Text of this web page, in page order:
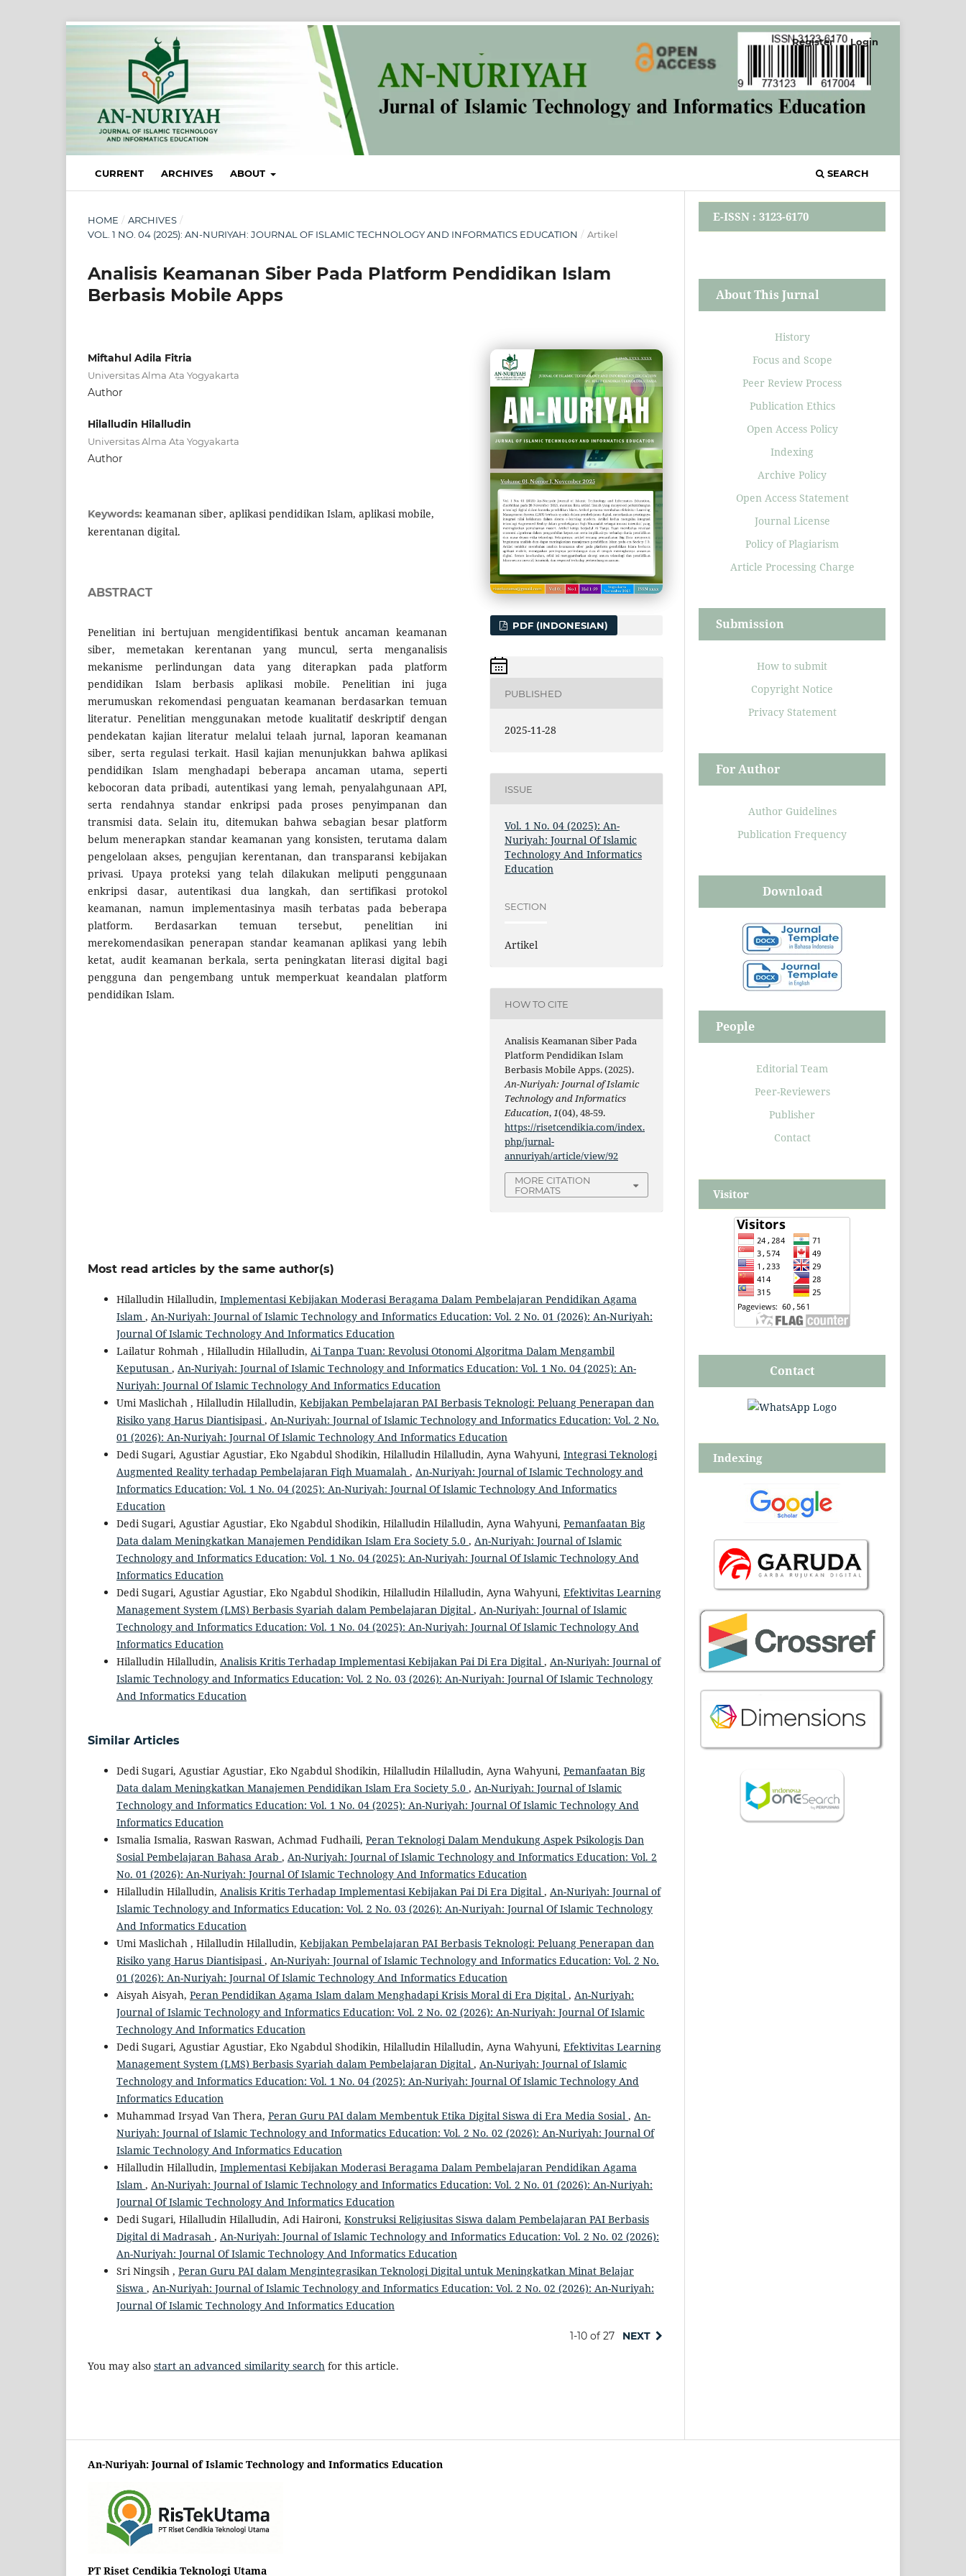
CURRENT ARCHIVES ABOUT SEARCH
Register Login
HOME / ARCHIVES /
VOL. 1 NO. 04 (2025): AN-NURIYAH: JOURNAL OF ISLAMIC TECHNOLOGY AND INFORMATICS EDUCATION / Artikel
Analisis Keamanan Siber Pada Platform Pendidikan Islam
Berbasis Mobile Apps
Miftahul Adila Fitria
Universitas Alma Ata Yogyakarta
Author
Hilalludin Hilalludin
Universitas Alma Ata Yogyakarta
Author
Keywords: keamanan siber, aplikasi pendidikan Islam, aplikasi mobile,
kerentanan digital.
ABSTRACT
Penelitian ini bertujuan mengidentifikasi bentuk ancaman keamanan
siber, memetakan kerentanan yang muncul, serta menganalisis
mekanisme perlindungan data yang diterapkan pada platform
pendidikan Islam berbasis aplikasi mobile. Penelitian ini juga
merumuskan rekomendasi penguatan keamanan berdasarkan temuan
literatur. Penelitian menggunakan metode kualitatif deskriptif dengan
pendekatan kajian literatur melalui telaah jurnal, laporan keamanan
siber, serta regulasi terkait. Hasil kajian menunjukkan bahwa aplikasi
pendidikan Islam menghadapi beberapa ancaman utama, seperti
kebocoran data pribadi, autentikasi yang lemah, penyalahgunaan API,
serta rendahnya standar enkripsi pada proses penyimpanan dan
transmisi data. Selain itu, ditemukan bahwa sebagian besar platform
belum menerapkan standar keamanan yang konsisten, terutama dalam
pengelolaan akses, pengujian kerentanan, dan transparansi kebijakan
privasi. Upaya proteksi yang telah dilakukan meliputi penggunaan
enkripsi dasar, autentikasi dua langkah, dan sertifikasi protokol
keamanan, namun implementasinya masih terbatas pada beberapa
platform. Berdasarkan temuan tersebut, penelitian ini
merekomendasikan penerapan standar keamanan aplikasi yang lebih
ketat, audit keamanan berkala, serta peningkatan literasi digital bagi
pengguna dan pengembang untuk memperkuat keandalan platform
pendidikan Islam.
PDF (INDONESIAN)
PUBLISHED
2025-11-28
ISSUE
Vol. 1 No. 04 (2025): An-
Nuriyah: Journal Of Islamic
Technology And Informatics
Education
SECTION
Artikel
HOW TO CITE
Analisis Keamanan Siber Pada
Platform Pendidikan Islam
Berbasis Mobile Apps. (2025).
An-Nuriyah: Journal of Islamic
Technology and Informatics
Education,1(04), 48-59.
https://risetcendikia.com/index.
php/jurnal-
annuriyah/article/view/92
MORE CITATION
FORMATS
Most read articles by the same author(s)
Hilalludin Hilalludin, Implementasi Kebijakan Moderasi Beragama Dalam Pembelajaran Pendidikan Agama
Islam , An-Nuriyah: Journal of Islamic Technology and Informatics Education: Vol. 2 No. 01 (2026): An-Nuriyah:
Journal Of Islamic Technology And Informatics Education
Lailatur Rohmah , Hilalludin Hilalludin, Ai Tanpa Tuan: Revolusi Otonomi Algoritma Dalam Mengambil
Keputusan , An-Nuriyah: Journal of Islamic Technology and Informatics Education: Vol. 1 No. 04 (2025): An-
Nuriyah: Journal Of Islamic Technology And Informatics Education
Umi Maslichah , Hilalludin Hilalludin, Kebijakan Pembelajaran PAI Berbasis Teknologi: Peluang Penerapan dan
Risiko yang Harus Diantisipasi, An-Nuriyah: Journal of Islamic Technology and Informatics Education: Vol. 2 No.
01 (2026): An-Nuriyah: Journal Of Islamic Technology And Informatics Education
Dedi Sugari, Agustiar Agustiar, Eko Ngabdul Shodikin, Hilalludin Hilalludin, Ayna Wahyuni, Integrasi Teknologi
Augmented Reality terhadap Pembelajaran Fiqh Muamalah , An-Nuriyah: Journal of Islamic Technology and
Informatics Education: Vol. 1 No. 04 (2025): An-Nuriyah: Journal Of Islamic Technology And Informatics
Education
Dedi Sugari, Agustiar Agustiar, Eko Ngabdul Shodikin, Hilalludin Hilalludin, Ayna Wahyuni, Pemanfaatan Big
Data dalam Meningkatkan Manajemen Pendidikan Islam Era Society 5.0 , An-Nuriyah: Journal of Islamic
Technology and Informatics Education: Vol. 1 No. 04 (2025): An-Nuriyah: Journal Of Islamic Technology And
Informatics Education
Dedi Sugari, Agustiar Agustiar, Eko Ngabdul Shodikin, Hilalludin Hilalludin, Ayna Wahyuni, Efektivitas Learning
Management System (LMS) Berbasis Syariah dalam Pembelajaran Digital , An-Nuriyah: Journal of Islamic
Technology and Informatics Education: Vol. 1 No. 04 (2025): An-Nuriyah: Journal Of Islamic Technology And
Informatics Education
Hilalludin Hilalludin, Analisis Kritis Terhadap Implementasi Kebijakan Pai Di Era Digital , An-Nuriyah: Journal of
Islamic Technology and Informatics Education: Vol. 2 No. 03 (2026): An-Nuriyah: Journal Of Islamic Technology
And Informatics Education
Similar Articles
Dedi Sugari, Agustiar Agustiar, Eko Ngabdul Shodikin, Hilalludin Hilalludin, Ayna Wahyuni, Pemanfaatan Big
Data dalam Meningkatkan Manajemen Pendidikan Islam Era Society 5.0 , An-Nuriyah: Journal of Islamic
Technology and Informatics Education: Vol. 1 No. 04 (2025): An-Nuriyah: Journal Of Islamic Technology And
Informatics Education
Ismalia Ismalia, Raswan Raswan, Achmad Fudhaili, Peran Teknologi Dalam Mendukung Aspek Psikologis Dan
Sosial Pembelajaran Bahasa Arab , An-Nuriyah: Journal of Islamic Technology and Informatics Education: Vol. 2
No. 01 (2026): An-Nuriyah: Journal Of Islamic Technology And Informatics Education
Hilalludin Hilalludin, Analisis Kritis Terhadap Implementasi Kebijakan Pai Di Era Digital , An-Nuriyah: Journal of
Islamic Technology and Informatics Education: Vol. 2 No. 03 (2026): An-Nuriyah: Journal Of Islamic Technology
And Informatics Education
Umi Maslichah , Hilalludin Hilalludin, Kebijakan Pembelajaran PAI Berbasis Teknologi: Peluang Penerapan dan
Risiko yang Harus Diantisipasi, An-Nuriyah: Journal of Islamic Technology and Informatics Education: Vol. 2 No.
01 (2026): An-Nuriyah: Journal Of Islamic Technology And Informatics Education
Aisyah Aisyah, Peran Pendidikan Agama Islam dalam Menghadapi Krisis Moral di Era Digital , An-Nuriyah:
Journal of Islamic Technology and Informatics Education: Vol. 2 No. 02 (2026): An-Nuriyah: Journal Of Islamic
Technology And Informatics Education
Dedi Sugari, Agustiar Agustiar, Eko Ngabdul Shodikin, Hilalludin Hilalludin, Ayna Wahyuni, Efektivitas Learning
Management System (LMS) Berbasis Syariah dalam Pembelajaran Digital , An-Nuriyah: Journal of Islamic
Technology and Informatics Education: Vol. 1 No. 04 (2025): An-Nuriyah: Journal Of Islamic Technology And
Informatics Education
Muhammad Irsyad Van Thera, Peran Guru PAI dalam Membentuk Etika Digital Siswa di Era Media Sosial , An-
Nuriyah: Journal of Islamic Technology and Informatics Education: Vol. 2 No. 02 (2026): An-Nuriyah: Journal Of
Islamic Technology And Informatics Education
Hilalludin Hilalludin, Implementasi Kebijakan Moderasi Beragama Dalam Pembelajaran Pendidikan Agama
Islam , An-Nuriyah: Journal of Islamic Technology and Informatics Education: Vol. 2 No. 01 (2026): An-Nuriyah:
Journal Of Islamic Technology And Informatics Education
Dedi Sugari, Hilalludin Hilalludin, Adi Haironi, Konstruksi Religiusitas Siswa dalam Pembelajaran PAI Berbasis
Digital di Madrasah , An-Nuriyah: Journal of Islamic Technology and Informatics Education: Vol. 2 No. 02 (2026):
An-Nuriyah: Journal Of Islamic Technology And Informatics Education
Sri Ningsih , Peran Guru PAI dalam Mengintegrasikan Teknologi Digital untuk Meningkatkan Minat Belajar
Siswa , An-Nuriyah: Journal of Islamic Technology and Informatics Education: Vol. 2 No. 02 (2026): An-Nuriyah:
Journal Of Islamic Technology And Informatics Education
1-10 of 27 NEXT
You may also start an advanced similarity search for this article.
E-ISSN : 3123-6170
About This Jurnal
History
Focus and Scope
Peer Review Process
Publication Ethics
Open Access Policy
Indexing
Archive Policy
Open Access Statement
Journal License
Policy of Plagiarism
Article Processing Charge
Submission
How to submit
Copyright Notice
Privacy Statement
For Author
Author Guidelines
Publication Frequency
Download
People
Editorial Team
Peer-Reviewers
Publisher
Contact
Visitor
Contact
Indexing
An-Nuriyah: Journal of Islamic Technology and Informatics Education
PT Riset Cendikia Teknologi Utama